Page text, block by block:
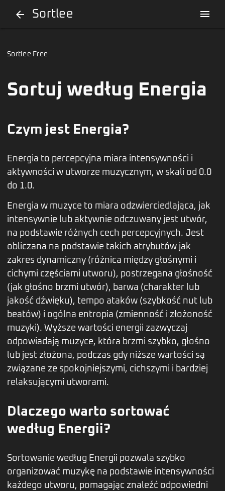
arrow_back Sortlee menu
Sortlee Free
Sortuj według Energia
Czym jest Energia?
Energia to percepcyjna miara intensywności i
aktywności w utworze muzycznym, w skali od 0.0
do 1.0.
Energia w muzyce to miara odzwierciedlająca, jak
intensywnie lub aktywnie odczuwany jest utwór,
na podstawie różnych cech percepcyjnych. Jest
obliczana na podstawie takich atrybutów jak
zakres dynamiczny (różnica między głośnymi i
cichymi częściami utworu), postrzegana głośność
(jak głośno brzmi utwór), barwa (charakter lub
jakość dźwięku), tempo ataków (szybkość nut lub
beatów) i ogólna entropia (zmienność i złożoność
muzyki). Wyższe wartości energii zazwyczaj
odpowiadają muzyce, która brzmi szybko, głośno
lub jest złożona, podczas gdy niższe wartości są
związane ze spokojniejszymi, cichszymi i bardziej
relaksującymi utworami.
Dlaczego warto sortować
według Energii?
Sortowanie według Energii pozwala szybko
organizować muzykę na podstawie intensywności
każdego utworu, pomagając znaleźć odpowiedni